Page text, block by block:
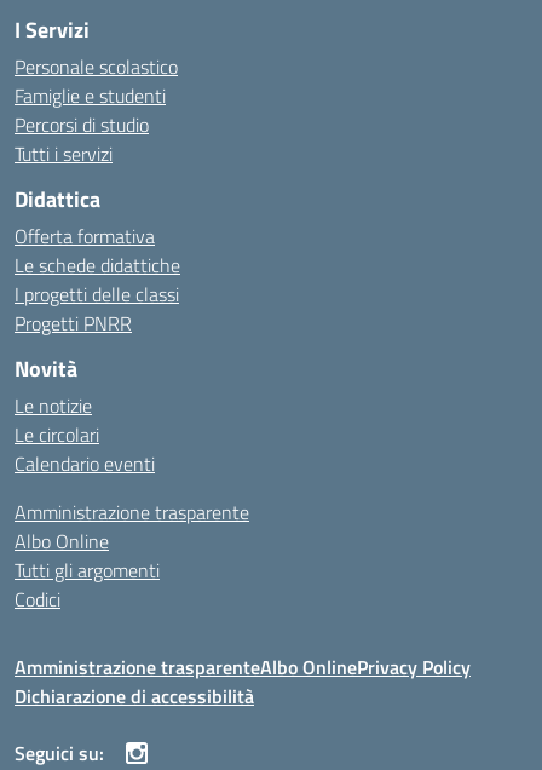
I Servizi
Personale scolastico
Famiglie e studenti
Percorsi di studio
Tutti i servizi
Didattica
Offerta formativa
Le schede didattiche
I progetti delle classi
Progetti PNRR
Novità
Le notizie
Le circolari
Calendario eventi
Amministrazione trasparente
Albo Online
Tutti gli argomenti
Codici
Amministrazione trasparenteAlbo OnlinePrivacy Policy
Dichiarazione di accessibilità
Seguici su: